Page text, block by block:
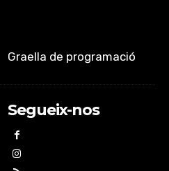
Graella de programació
Segueix-nos